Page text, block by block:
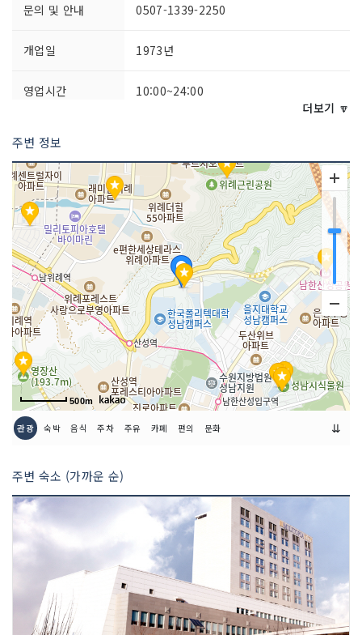
문의 및 안내 0507-1339-2250
개업일 1973년
영업시간 10:00~24:00
쉬는날
금연/흡연 여부 모두 금연석
취급 메뉴
누룽지오리백숙 / 능이오리백숙 / 한방백
숙 등
인허가번호 20120277301
더보기 🔽
주변 정보
500m
관광 숙박 음식 주차 주유 카페 편의 문화 ⇊
주변 숙소 (가까운 순)